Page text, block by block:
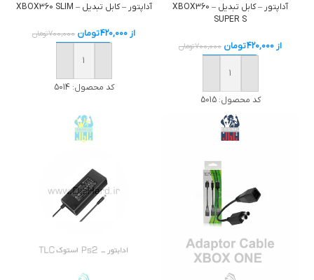
آداپتور – کابل تبديل – XBOX360
SUPER S
از 420,000تومان 700,000تومان
خرید
کد محصول:5015
آداپتور – کابل تبديل – XBOX360 SLIM
از 420,000تومان 700,000تومان
خرید
کد محصول: 5014